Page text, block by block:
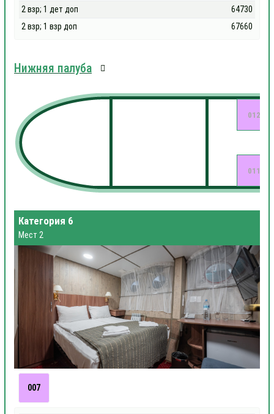
2 взр; 1 дет доп
64730
2 взр; 1 взр доп
67660
Нижняя палуба
011
012
Категория 6
Мест 2
007